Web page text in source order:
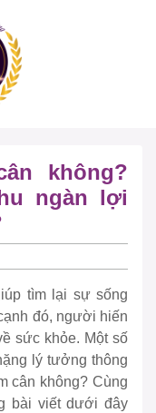
không?
ngàn lợi
tìm lại sự sống
đó, người hiến
sức khỏe. Một số
lý tưởng thông
cân không? Cùng
bài viết dưới đây